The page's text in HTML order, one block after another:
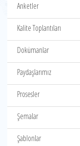
Anketler
Kalite Toplantıları
Dokümanlar
Paydaşlarımız
Prosesler
Şemalar
Şablonlar